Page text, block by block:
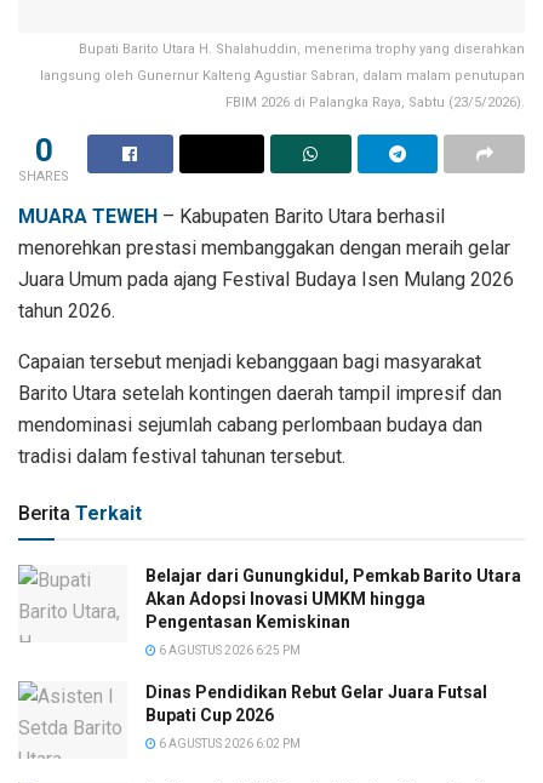
Bupati Barito Utara H. Shalahuddin, menerima trophy yang diserahkan
langsung oleh Gunernur Kalteng Agustiar Sabran, dalam malam penutupan
FBIM 2026 di Palangka Raya, Sabtu (23/5/2026).
0
SHARES
MUARA TEWEH – Kabupaten Barito Utara berhasil
menorehkan prestasi membanggakan dengan meraih gelar
Juara Umum pada ajang Festival Budaya Isen Mulang 2026
tahun 2026.
Capaian tersebut menjadi kebanggaan bagi masyarakat
Barito Utara setelah kontingen daerah tampil impresif dan
mendominasi sejumlah cabang perlombaan budaya dan
tradisi dalam festival tahunan tersebut.
Berita Terkait
Belajar dari Gunungkidul, Pemkab Barito Utara
Akan Adopsi Inovasi UMKM hingga
Pengentasan Kemiskinan
6 AGUSTUS 2026 6:25 PM
Dinas Pendidikan Rebut Gelar Juara Futsal
Bupati Cup 2026
6 AGUSTUS 2026 6:02 PM